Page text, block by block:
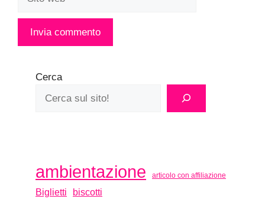
Cerca
ambientazione articolo con affiliazione
Biglietti biscotti